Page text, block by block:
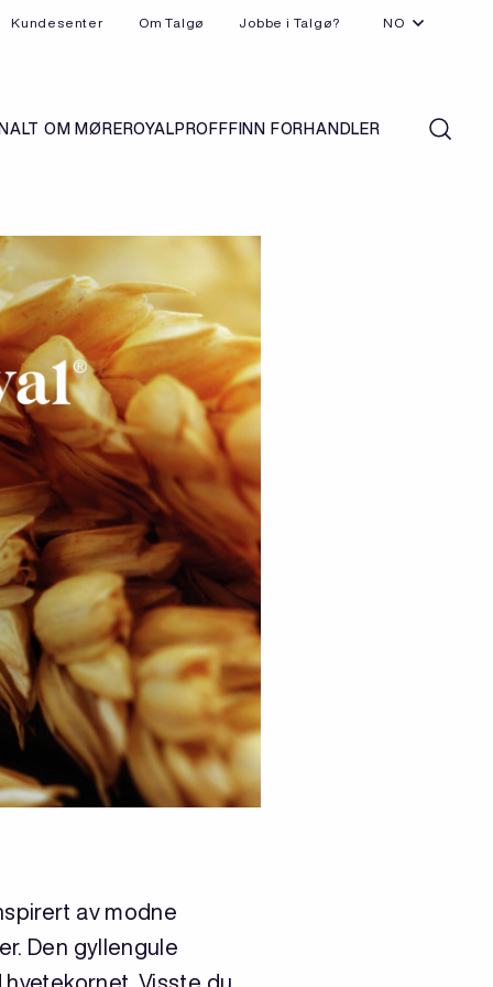
Kundesenter Om Talgø Jobbe i Talgø? NO
ALT OM MØREROYAL PROFF FINN FORHANDLER
av modne
Den gyllengule
Visste du